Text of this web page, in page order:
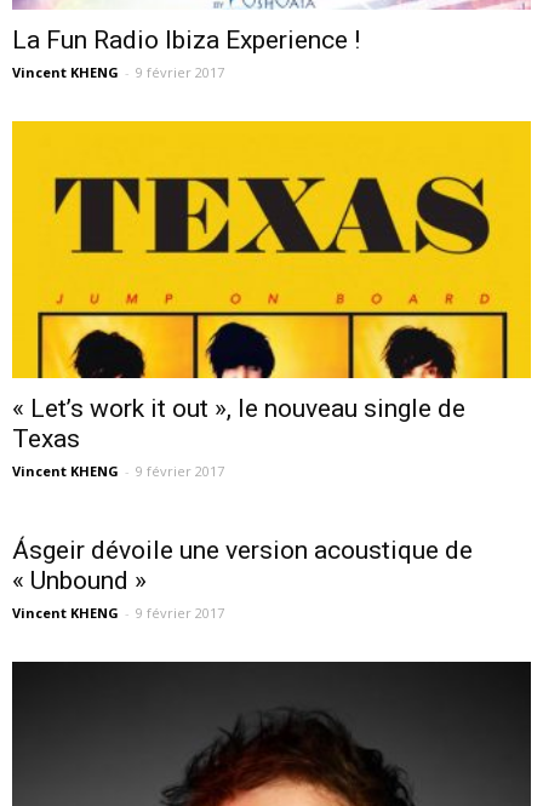
La Fun Radio Ibiza Experience !
Vincent KHENG - 9 février 2017
« Let’s work it out », le nouveau single de
Texas
Vincent KHENG - 9 février 2017
Ásgeir dévoile une version acoustique de
« Unbound »
Vincent KHENG - 9 février 2017